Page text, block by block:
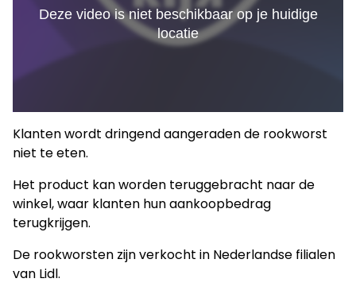
Klanten wordt dringend aangeraden de rookworst
niet te eten.
Het product kan worden teruggebracht naar de
winkel, waar klanten hun aankoopbedrag
terugkrijgen.
De rookworsten zijn verkocht in Nederlandse filialen
van Lidl.